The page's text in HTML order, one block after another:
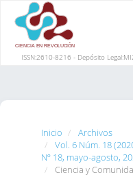
Navegación
principal
Contenido
principal
Barra
ISSN:2610-8216 - Depósito
Inicio
Archivos
Vol. 6 Núm. 18
Nº 18, mayo-agosto,
Ciencia y